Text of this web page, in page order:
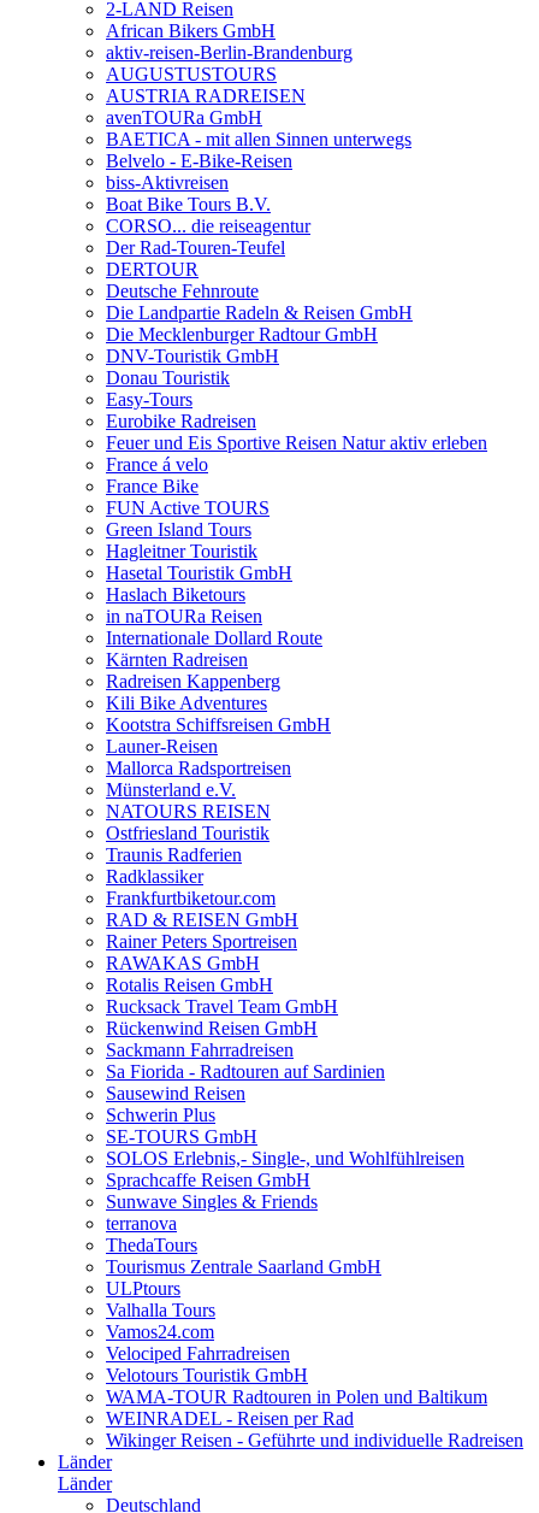
2-LAND Reisen
African Bikers GmbH
aktiv-reisen-Berlin-Brandenburg
AUGUSTUSTOURS
AUSTRIA RADREISEN
avenTOURa GmbH
BAETICA - mit allen Sinnen unterwegs
Belvelo - E-Bike-Reisen
biss-Aktivreisen
Boat Bike Tours B.V.
CORSO... die reiseagentur
Der Rad-Touren-Teufel
DERTOUR
Deutsche Fehnroute
Die Landpartie Radeln & Reisen GmbH
Die Mecklenburger Radtour GmbH
DNV-Touristik GmbH
Donau Touristik
Easy-Tours
Eurobike Radreisen
Feuer und Eis Sportive Reisen Natur aktiv erleben
France á velo
France Bike
FUN Active TOURS
Green Island Tours
Hagleitner Touristik
Hasetal Touristik GmbH
Haslach Biketours
in naTOURa Reisen
Internationale Dollard Route
Kärnten Radreisen
Radreisen Kappenberg
Kili Bike Adventures
Kootstra Schiffsreisen GmbH
Launer-Reisen
Mallorca Radsportreisen
Münsterland e.V.
NATOURS REISEN
Ostfriesland Touristik
Traunis Radferien
Radklassiker
Frankfurtbiketour.com
RAD & REISEN GmbH
Rainer Peters Sportreisen
RAWAKAS GmbH
Rotalis Reisen GmbH
Rucksack Travel Team GmbH
Rückenwind Reisen GmbH
Sackmann Fahrradreisen
Sa Fiorida - Radtouren auf Sardinien
Sausewind Reisen
Schwerin Plus
SE-TOURS GmbH
SOLOS Erlebnis,- Single-, und Wohlfühlreisen
Sprachcaffe Reisen GmbH
Sunwave Singles & Friends
terranova
ThedaTours
Tourismus Zentrale Saarland GmbH
ULPtours
Valhalla Tours
Vamos24.com
Velociped Fahrradreisen
Velotours Touristik GmbH
WAMA-TOUR Radtouren in Polen und Baltikum
WEINRADEL - Reisen per Rad
Wikinger Reisen - Geführte und individuelle Radreisen
Länder
Länder
Deutschland